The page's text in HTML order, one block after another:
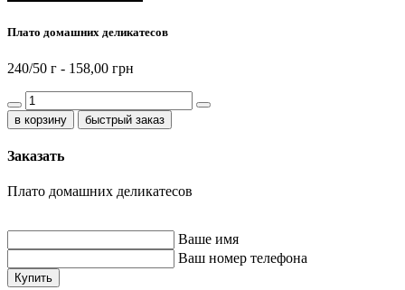
Плато домашних деликатесов
240/50 г - 158,00 грн
быстрый заказ
Заказать
Плато домашних деликатесов
Ваше имя
Ваш номер телефона
Купить